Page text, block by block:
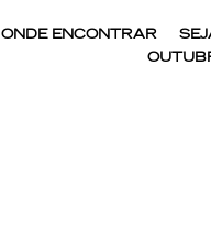
ONDE ENCONTRAR